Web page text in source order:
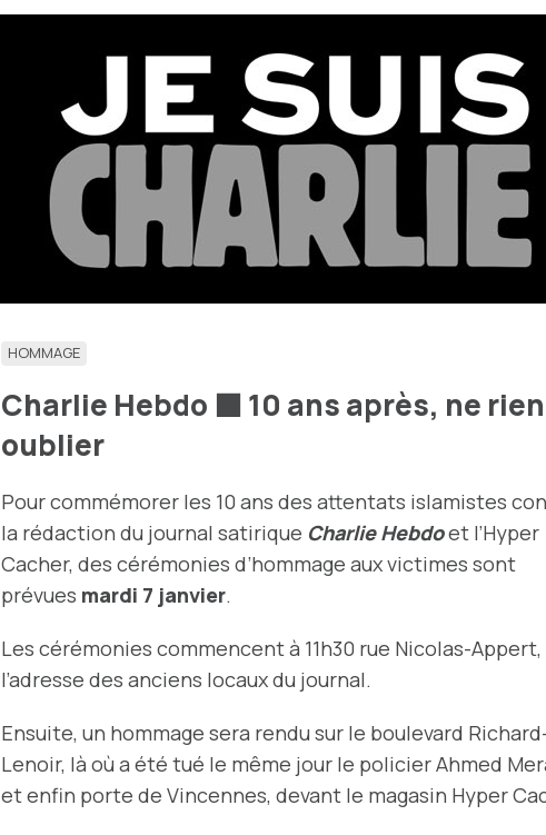
HOMMAGE
Charlie Hebdo ⬛️ 10 ans après, ne rien
oublier
Pour commémorer les 10 ans des attentats islamistes
la rédaction du journal satirique Charlie Hebdoet l’Hyper
Cacher, des cérémonies d’hommage aux victimes sont
prévues mardi 7 janvier.
Les cérémonies commencent à 11h30 rue Nicolas-Appert,
l’adresse des anciens locaux du journal.
Ensuite, un hommage sera rendu sur le boulevard
Lenoir, là où a été tué le même jour le policier Ahmed
et enfin porte de Vincennes, devant le magasin Hyper